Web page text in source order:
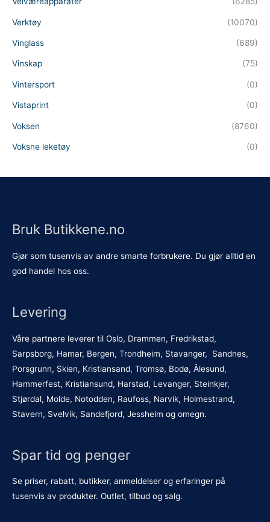
Verktøy (10070)
Vinglass (689)
Vinskap (75)
Vintersport (0)
Vistaprint (0)
Voksen (8760)
Voksne leketøy (0)
Bruk Butikkene.no
Gjør som tusenvis av andre smarte forbrukere. Du gjør alltid en
god handel hos oss.
Levering
Våre partnere leverer til Oslo, Drammen, Fredrikstad,
Sarpsborg, Hamar, Bergen, Trondheim, Stavanger, Sandnes,
Porsgrunn, Skien, Kristiansand, Tromsø, Bodø, Ålesund,
Hammerfest, Kristiansund, Harstad, Levanger, Steinkjer,
Stjørdal, Molde, Notodden, Raufoss, Narvik, Holmestrand,
Stavern, Svelvik, Sandefjord, Jessheim og omegn.
Spar tid og penger
Se priser, rabatt, butikker, anmeldelser og erfaringer på
tusenvis av produkter. Outlet, tilbud og salg.